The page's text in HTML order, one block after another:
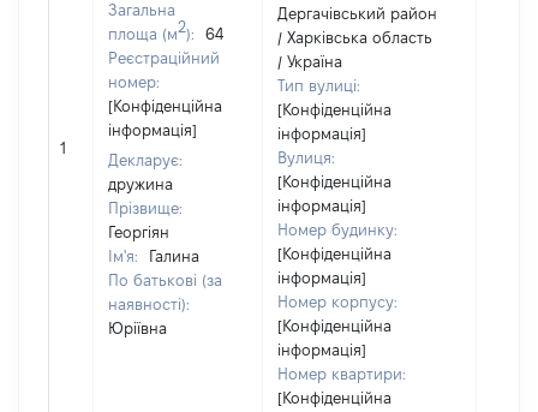
1
Загальна
площа (м2):
64
Реєстраційний
номер:
[Конфіденційна
інформація]
Декларує:
дружина
Прізвище:
Георгіян
Ім'я:
Галина
По батькові (за
наявності):
Юріївна
Дергачівський район
/ Харківська область
/ Україна
Тип вулиці:
[Конфіденційна
інформація]
Вулиця:
[Конфіденційна
інформація]
Номер будинку:
[Конфіденційна
інформація]
Номер корпусу:
[Конфіденційна
інформація]
Номер квартири:
[Конфіденційна